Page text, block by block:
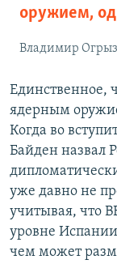
оружием,
Владимир
Единственное,
ядерным
Когда во
Байден назвал
уже давно не
учитывая, что
уровне
чем может